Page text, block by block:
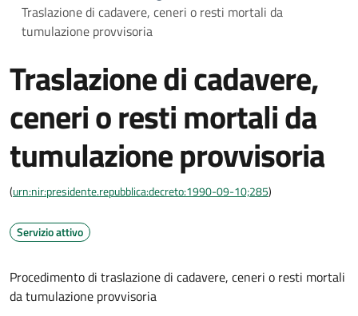
Traslazione di cadavere, ceneri o resti mortali da
tumulazione provvisoria
Traslazione di cadavere,
ceneri o resti mortali da
tumulazione provvisoria
(urn:nir:presidente.repubblica:decreto:1990-09-10;285)
Servizio attivo
Procedimento di traslazione di cadavere, ceneri o resti mortali
da tumulazione provvisoria